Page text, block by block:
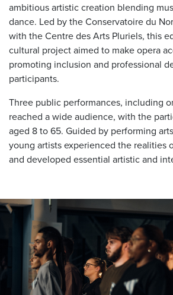
ambitious artistic creation blending
dance. Led by the Conservatoire du
with the Centre des Arts Pluriels, this
cultural project aimed to make opera
promoting inclusion and professional
participants.
Three public performances, including
reached a wide audience, with the
aged 8 to 65. Guided by performing
young artists experienced the realities
and developed essential artistic and